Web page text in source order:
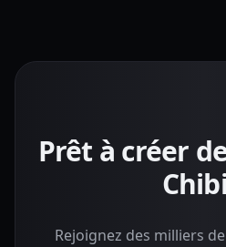
Prêt à créer
Rejoignez des milliers